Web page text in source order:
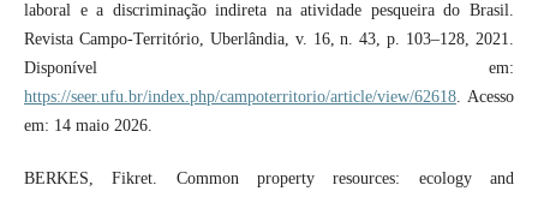
laboral e a discriminação indireta na atividade pesqueira do Brasil.
Revista Campo-Território, Uberlândia, v. 16, n. 43, p. 103–128, 2021.
Disponível em:
https://seer.ufu.br/index.php/campoterritorio/article/view/62618. Acesso
em: 14 maio 2026.
BERKES, Fikret. Common property resources: ecology and